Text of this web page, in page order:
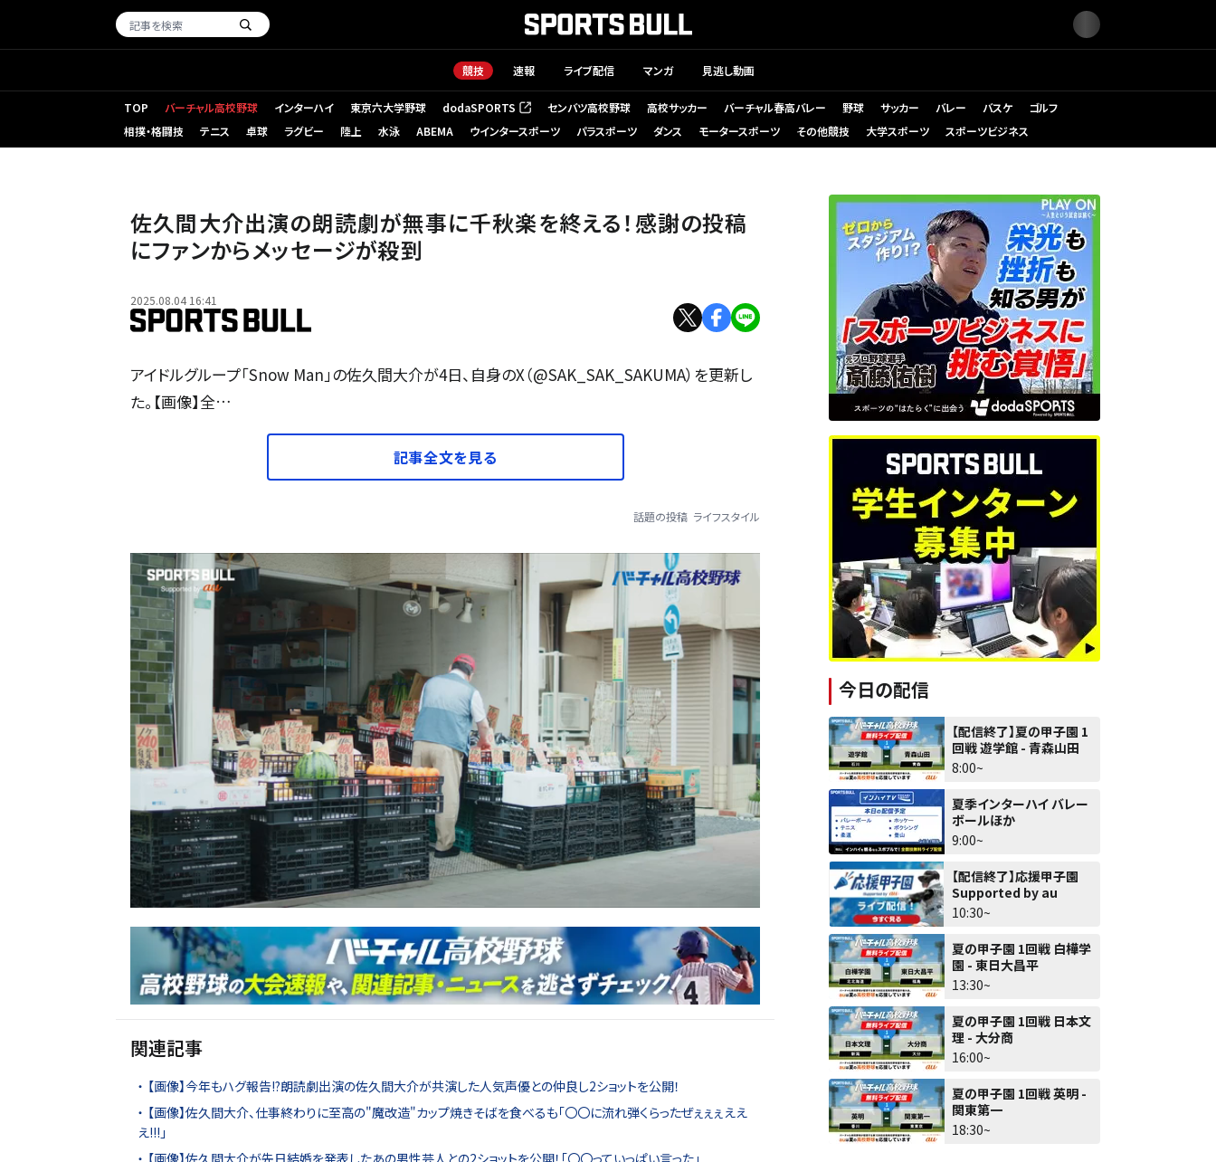
競技 速報 ライブ配信 マンガ 見逃し動画
TOP バーチャル高校野球 インターハイ 東京六大学野球 dodaSPORTS
（新しいタブで開く） センバツ高校野球 高校サッカー バーチャル春高バレー 野球 サッカー バレー バスケ
ゴルフ
相撲・格闘技
テニス 卓球 ラグビー 陸上 水泳 ABEMA ウインタースポーツ パラスポーツ ダンス モータースポーツ その他競技 大学スポーツ スポーツビジネス
佐久間大介出演の朗読劇が無事に千秋楽を終える！感謝の投稿
にファンからメッセージが殺到
2025.08.04 16:41
アイドルグループ「Snow Man」の佐久間大介が4日、自身のX（@SAK_SAK_SAKUMA）を更新し
た。【画像】全…
記事全文を見る
話題の投稿 ライフスタイル
関連記事
【画像】今年もハグ報告!?朗読劇出演の佐久間大介が共演した人気声優との仲良し2ショットを公開！
【画像】佐久間大介、仕事終わりに至高の"魔改造"カップ焼きそばを食べるも「〇〇に流れ弾くらったぜぇぇぇええ
え!!!」
【画像】佐久間大介が先日結婚を発表したあの男性芸人との2ショットを公開！「〇〇っていっぱい言った」
今日の配信
【配信終了】夏の甲子園 1
回戦 遊学館 - 青森山田
8:00~
夏季インターハイ バレー
ボールほか
9:00~
【配信終了】応援甲子園
Supported by au
10:30~
夏の甲子園 1回戦 白樺学
園 - 東日大昌平
13:30~
夏の甲子園 1回戦 日本文
理 - 大分商
16:00~
夏の甲子園 1回戦 英明 -
関東第一
18:30~